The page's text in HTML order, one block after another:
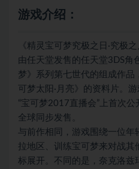
游戏介绍：
《精灵宝可梦究极之日·究极
由任天堂发售的任天堂3DS角
梦》系列第七世代的组成作
可梦太阳·月亮》的资料片。
“宝可梦2017直播会”上首次
全球同步发售。
与前作相同，游戏围绕一位年
拉地区、训练宝可梦来对战其
标展开。不同的是，奈克洛兹